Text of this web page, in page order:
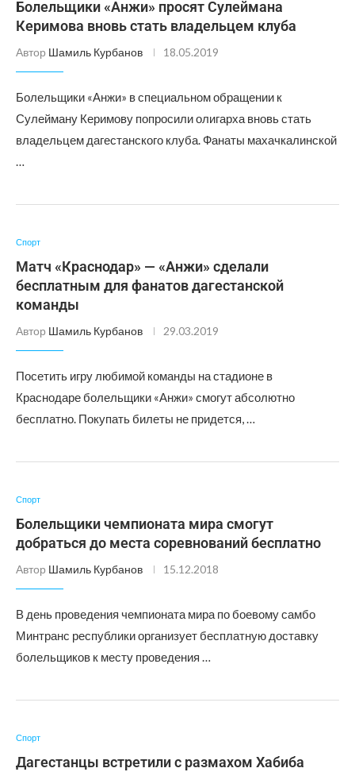
Болельщики «Анжи» просят Сулеймана
Керимова вновь стать владельцем клуба
Автор Шамиль Курбанов 18.05.2019
Болельщики «Анжи» в специальном обращении к
Сулейману Керимову попросили олигарха вновь стать
владельцем дагестанского клуба. Фанаты махачкалинской
…
Спорт
Матч «Краснодар» — «Анжи» сделали
бесплатным для фанатов дагестанской
команды
Автор Шамиль Курбанов 29.03.2019
Посетить игру любимой команды на стадионе в
Краснодаре болельщики «Анжи» смогут абсолютно
бесплатно. Покупать билеты не придется, …
Спорт
Болельщики чемпионата мира смогут
добраться до места соревнований бесплатно
Автор Шамиль Курбанов 15.12.2018
В день проведения чемпионата мира по боевому самбо
Минтранс республики организует бесплатную доставку
болельщиков к месту проведения …
Спорт
Дагестанцы встретили с размахом Хабиба